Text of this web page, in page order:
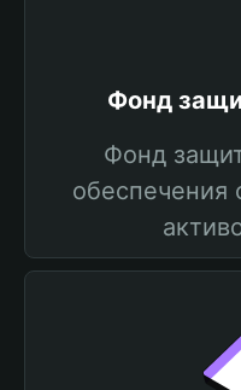
Фонд
Фонд
обеспечения